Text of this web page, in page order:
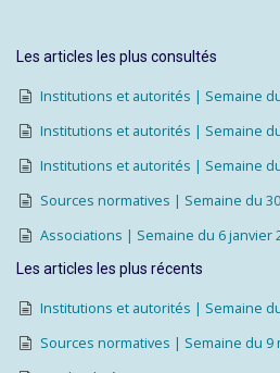
Les articles les plus consultés
Institutions et autorités | Semaine
Institutions et autorités | Semaine
Institutions et autorités | Semaine
Sources normatives | Semaine du
Associations | Semaine du 6 janvier
Les articles les plus récents
Institutions et autorités | Semaine
Sources normatives | Semaine du 9